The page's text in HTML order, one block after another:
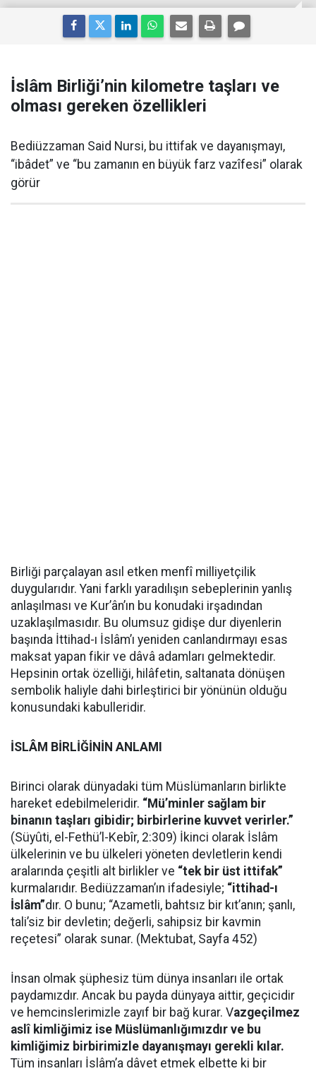
İslâm Birliği’nin kilometre taşları ve
olması gereken özellikleri
Bediüzzaman Said Nursi, bu ittifak ve dayanışmayı,
“ibâdet” ve “bu zamanın en büyük farz vazîfesi” olarak
görür
Birliği parçalayan asıl etken menfî milliyetçilik
duygularıdır. Yani farklı yaradılışın sebeplerinin yanlış
anlaşılması ve Kur’ân’ın bu konudaki irşadından
uzaklaşılmasıdır. Bu olumsuz gidişe dur diyenlerin
başında İttihad-ı İslâm’ı yeniden canlandırmayı esas
maksat yapan fikir ve dâvâ adamları gelmektedir.
Hepsinin ortak özelliği, hilâfetin, saltanata dönüşen
sembolik haliyle dahi birleştirici bir yönünün olduğu
konusundaki kabulleridir.
İSLÂM BİRLİĞİNİN ANLAMI
Birinci olarak dünyadaki tüm Müslümanların birlikte
hareket edebilmeleridir. “Mü’minler sağlam bir
binanın taşları gibidir; birbirlerine kuvvet verirler.”
(Süyûti, el-Fethü’l-Kebîr, 2:309) İkinci olarak İslâm
ülkelerinin ve bu ülkeleri yöneten devletlerin kendi
aralarında çeşitli alt birlikler ve “tek bir üst ittifak”
kurmalarıdır. Bediüzzaman’ın ifadesiyle; “ittihad-ı
İslâm”dır. O bunu; “Azametli, bahtsız bir kıt’anın; şanlı,
tali’siz bir devletin; değerli, sahipsiz bir kavmin
reçetesi” olarak sunar. (Mektubat, Sayfa 452)
İnsan olmak şüphesiz tüm dünya insanları ile ortak
paydamızdır. Ancak bu payda dünyaya aittir, geçicidir
ve hemcinslerimizle zayıf bir bağ kurar. Vazgeçilmez
aslî kimliğimiz ise Müslümanlığımızdır ve bu
kimliğimiz birbirimizle dayanışmayı gerekli kılar.
Tüm insanları İslâm’a dâvet etmek elbette ki bir